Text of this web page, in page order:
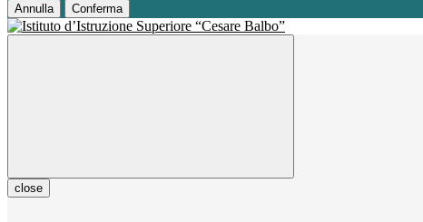
Annulla Conferma
close